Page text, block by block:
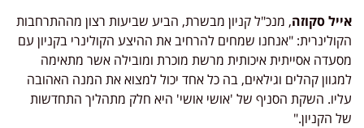
אייל סקוזה, מנכ"ל קניון מבשרת, הביע שביעות רצון מההתרחבות
הקולינרית: "אנחנו שמחים להרחיב את ההיצע הקולינרי בקניון עם
מסעדה אסייתית איכותית מרשת מוכרת ומובילה אשר מתאימה
למגוון קהלים וגילאים, בה כל אחד יכול למצוא את המנה האהובה
עליו. השקת הסניף של 'אושי אושי' היא חלק מתהליך התחדשות
של הקניון."